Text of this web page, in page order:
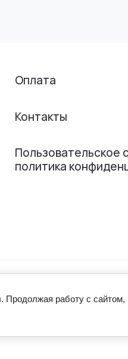
Оплата
Контакты
Пользовательское
политика
Продолжая работу с